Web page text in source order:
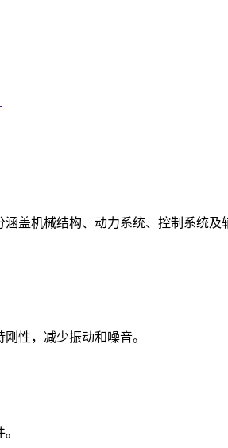
盖机械结构、动力系统、控制系统
性，减少振动和噪音。